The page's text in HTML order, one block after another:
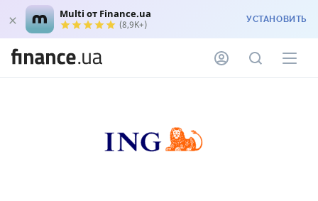
Multi от Finance.ua
(8,9K+) УСТАНОВИТЬ